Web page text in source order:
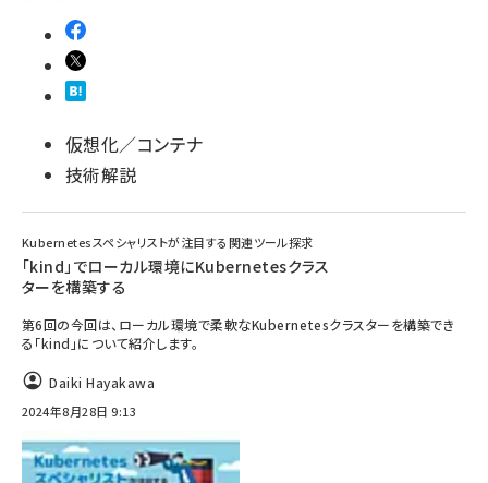
仮想化／コンテナ
技術解説
Kubernetesスペシャリストが注目する関連ツール探求
「kind」でローカル環境にKubernetesクラス
ターを構築する
第6回の今回は、ローカル環境で柔軟なKubernetesクラスターを構築でき
る「kind」について紹介します。
Daiki Hayakawa
2024年8月28日 9:13